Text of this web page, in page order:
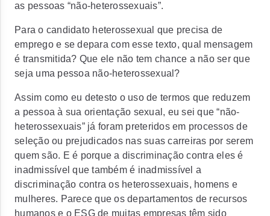
as pessoas “não-heterossexuais”.
Para o candidato heterossexual que precisa de
emprego e se depara com esse texto, qual mensagem
é transmitida? Que ele não tem chance a não ser que
seja uma pessoa não-heterossexual?
Assim como eu detesto o uso de termos que reduzem
a pessoa à sua orientação sexual, eu sei que “não-
heterossexuais” já foram preteridos em processos de
seleção ou prejudicados nas suas carreiras por serem
quem são. E é porque a discriminação contra eles é
inadmissível que também é inadmissível a
discriminação contra os heterossexuais, homens e
mulheres. Parece que os departamentos de recursos
humanos e o ESG de muitas empresas têm sido